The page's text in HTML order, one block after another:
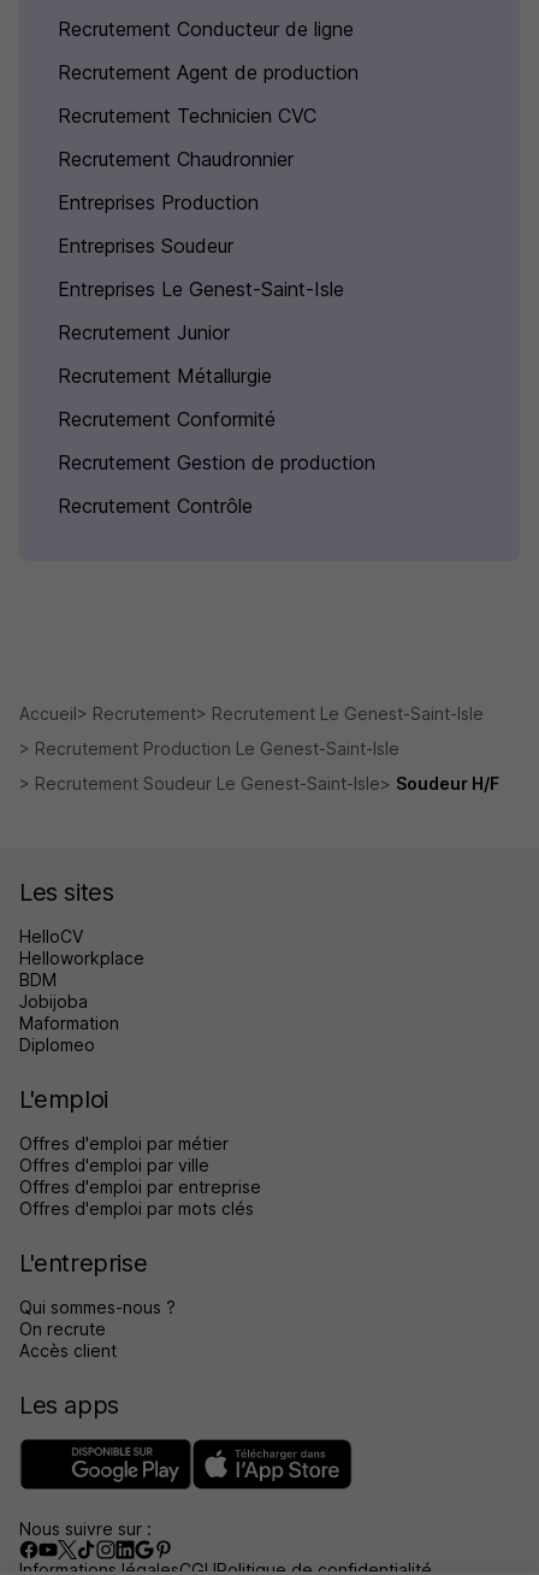
Recrutement Conducteur de ligne
Recrutement Agent de production
Recrutement Technicien CVC
Recrutement Chaudronnier
Entreprises Production
Entreprises Soudeur
Entreprises Le Genest-Saint-Isle
Recrutement Junior
Recrutement Métallurgie
Recrutement Conformité
Recrutement Gestion de production
Recrutement Contrôle
Accueil Recrutement
Recrutement Le Genest-Saint-Isle
Recrutement Production Le Genest-Saint-Isle
Recrutement Soudeur Le Genest-Saint-Isle
Soudeur H/F
Les sites
HelloCV
Helloworkplace
BDM
Jobijoba
Maformation
Diplomeo
L'emploi
Offres d'emploi par métier
Offres d'emploi par ville
Offres d'emploi par entreprise
Offres d'emploi par mots clés
L'entreprise
Qui sommes-nous ?
On recrute
Accès client
Les apps
Nous suivre sur :
Informations légalesCGUPolitique de confidentialité